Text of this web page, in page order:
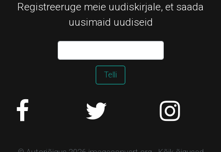
Registreeruge meie uudiskirjale, et saada
uusimaid uudiseid
Telli